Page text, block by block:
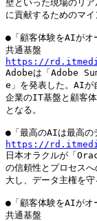
壁といった現場のリ
に貢献するためのマ
●「顧客体験をAIがオ
https://
Adobeは「Adobe
e」を発表した。AIが
企業のIT基盤と顧客
となる。
https://
日本オラクルが「
の信頼性とプロセス
大し、データ主権を
●「顧客体験をAIがオ